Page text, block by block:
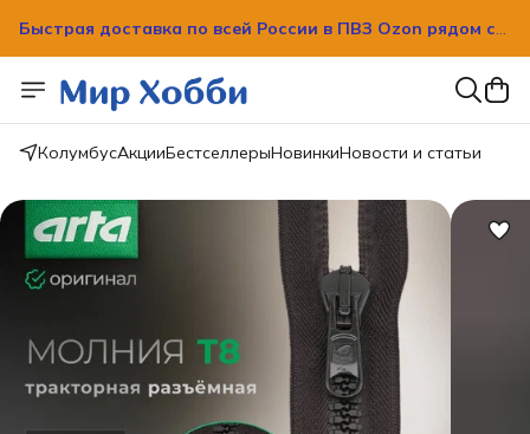
Быстрая доставка по всей России в ПВЗ Ozon рядом с
Быстрая доставка по всей России в ПВЗ Ozon рядом с
вашим домом!
КолумбусАкцииБестселлерыНовинкиНовости и статьи